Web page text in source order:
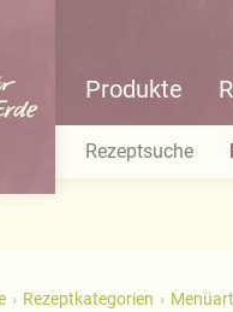
Produkte
Rezeptsuche
Rezeptkategorien Menüart